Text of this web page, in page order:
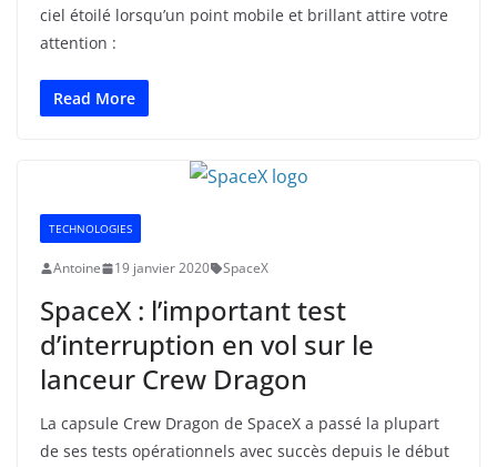
ciel étoilé lorsqu’un point mobile et brillant attire votre
attention :
Read More
TECHNOLOGIES
Antoine 19 janvier 2020 SpaceX
SpaceX : l’important test
d’interruption en vol sur le
lanceur Crew Dragon
La capsule Crew Dragon de SpaceX a passé la plupart
de ses tests opérationnels avec succès depuis le début